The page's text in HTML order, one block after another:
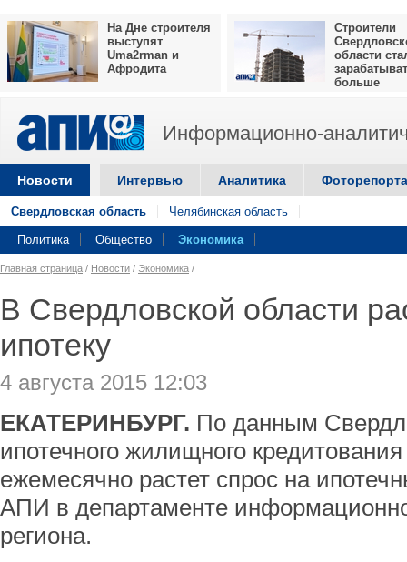
На Дне строителя
выступят
Uma2rman и
Афродита
Строители
области
больше
Информационно-
Новости Интервью Аналитика
Свердловская область Челябинская область
Политика Общество Экономика
Главная страница / Новости / Экономика /
В Свердловской области
ипотеку
4 августа 2015 12:03
ЕКАТЕРИНБУРГ. По данным
ипотечного жилищного
ежемесячно растет спрос на
АПИ в департаменте
региона.